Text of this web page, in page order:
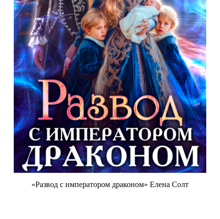
«Развод с императором драконом» Елена Солт